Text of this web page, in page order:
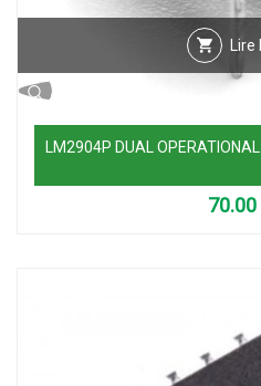
Lire
LM2904P DUAL